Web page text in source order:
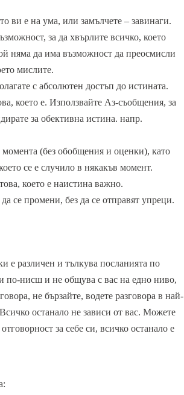
ви е на ума, или замълчете – завинаги.
за да хвърлите всичко, което
няма да има възможност да преосмисли
мислите.
с абсолютен достъп до истината.
което е. Използвайте Аз-съобщения, за
за обективна истина. напр.
(без обобщения и оценки), като
се е случило в някакъв момент.
което е наистина важно.
се промени, без да се отправят упреци.
е различен и тълкува посланията по
по-нисш и не общува с вас на едно ниво,
не бързайте, водете разговора в най-
останало не зависи от вас. Можете
за себе си, всичко останало е